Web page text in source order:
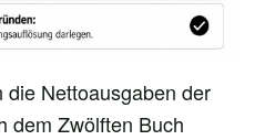
Nettoausgaben der
dem Zwölften Buch